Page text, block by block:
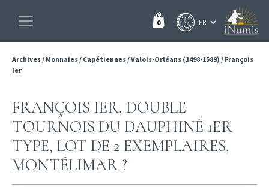
0
Archives/ Monnaies/ Capétiennes/Valois-Orléans (1498-1589) / François
Ier
FRANÇOIS IER, DOUBLE
TOURNOIS DU DAUPHINÉ 1ER
TYPE, LOT DE 2 EXEMPLAIRES,
MONTÉLIMAR ?